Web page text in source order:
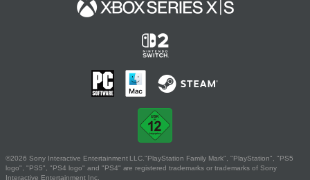
©2026 Sony Interactive Entertainment LLC."PlayStation Family Mark", "PlayStation", "PS5
logo", "PS5", "PS4 logo" and "PS4" are registered trademarks or trademarks of Sony
Interactive Entertainment Inc.